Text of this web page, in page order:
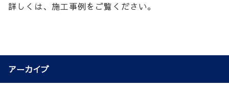
詳しくは、施工事例をご覧ください。
アーカイブ